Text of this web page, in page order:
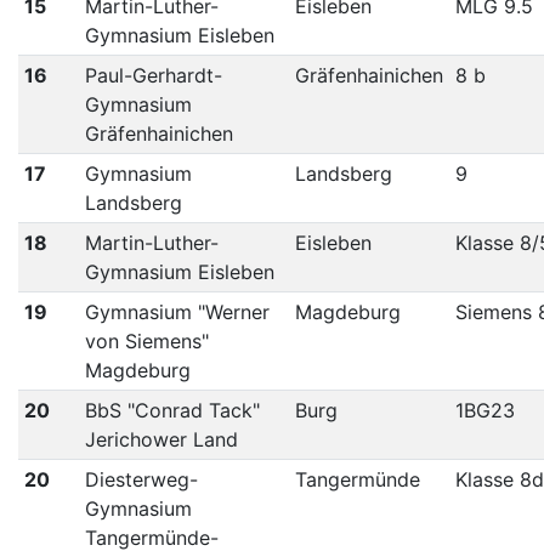
15
Martin-Luther-
Gymnasium Eisleben
Eisleben MLG 9.5
16
Paul-Gerhardt-
Gymnasium
Gräfenhainichen
Gräfenhainichen 8 b
17
Gymnasium
Landsberg
Landsberg 9
18
Martin-Luther-
Gymnasium Eisleben
Eisleben Klasse 8/
19
Gymnasium "Werner
von Siemens"
Magdeburg
Magdeburg Siemens
20
BbS "Conrad Tack"
Jerichower Land
Burg 1BG23
20
Diesterweg-
Gymnasium
Tangermünde-
Tangermünde Klasse 8d